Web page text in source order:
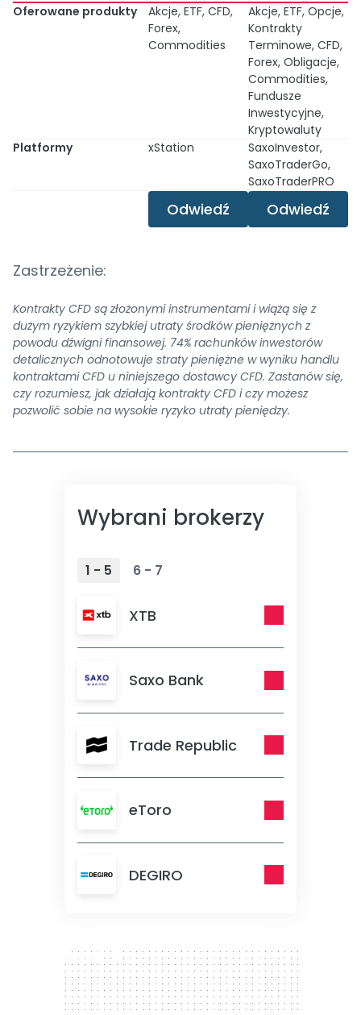
Oferowane produkty
Akcje, ETF, CFD,
Forex,
Commodities
Akcje, ETF, Opcje,
Kontrakty
Terminowe, CFD,
Forex, Obligacje,
Commodities,
Fundusze
Inwestycyjne,
Kryptowaluty
Platformy
xStation
SaxoInvestor,
SaxoTraderGo,
SaxoTraderPRO
Odwiedź Odwiedź
Zastrzeżenie:
Kontrakty CFD są złożonymi instrumentami i wiążą się z
dużym ryzykiem szybkiej utraty środków pieniężnych z
powodu dźwigni finansowej. 74% rachunków inwestorów
detalicznych odnotowuje straty pieniężne w wyniku handlu
kontraktami CFD u niniejszego dostawcy CFD. Zastanów się,
czy rozumiesz, jak działają kontrakty CFD i czy możesz
pozwolić sobie na wysokie ryzyko utraty pieniędzy.
Wybrani brokerzy
1 - 5 6 - 7
XTB
Saxo Bank
Trade Republic
eToro
DEGIRO
300 x 250